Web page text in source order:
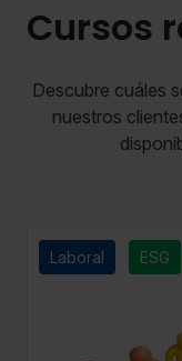
Cursos
Descubre cuáles
nuestros
Laboral ESG